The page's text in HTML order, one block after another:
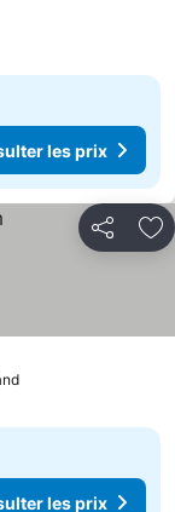
les prix
les prix
Partager
Consulter les
les prix